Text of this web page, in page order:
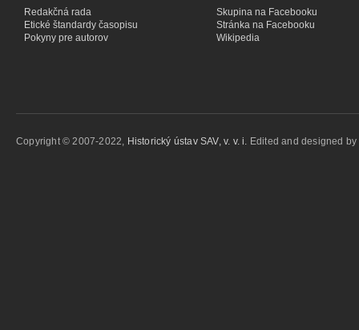
Redakčná rada
Etické štandardy časopisu
Pokyny pre autorov
Skupina na Facebooku
Stránka na Facebooku
Wikipedia
Copyright © 2007-2022, Historický ústav SAV, v. v. i. Edited and designed by